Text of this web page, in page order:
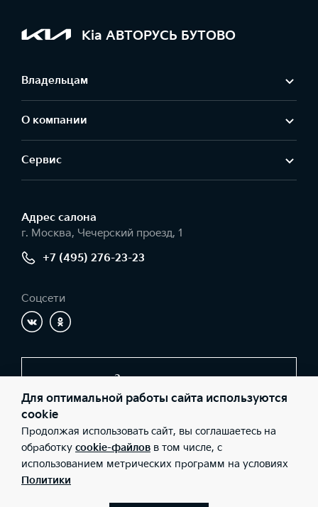
Kia АВТОРУСЬ БУТОВО
Владельцам
О компании
Сервис
Адрес салонa
г. Москва, Чечерский проезд, 1
+7 (495) 276-23-23
Соцсети
Заказать звонок
© 2026 Юридические лица ООО «А АВТОРУСЬ ПОДОЛЬСК»
(Фактический адрес: г. Москва, Чечерский проезд, 1; Телефон:
+7 (495) 276-23-23; ИНН: 5051320833; ОГРН: 1105074000866),
ООО «Киа Россия и СНГ» (Фактический адрес: г.Москва, Валовая
26; Телефон: 8 800 301 08 80; ИНН: 7728674093; ОГРН:
5087746291760) ведут деятельность на территории РФ в
Для оптимальной работы сайта используются
cookie
Продолжая использовать сайт, вы соглашаетесь на
обработку cookie-файлов в том числе, с
использованием метрических программ на условиях
Политики